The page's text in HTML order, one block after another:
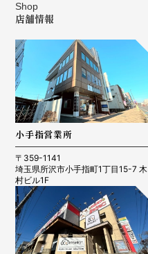
Shop
店舗情報
小手指営業所
〒359-1141
埼玉県所沢市小手指町1丁目15-7 木
村ビル1F